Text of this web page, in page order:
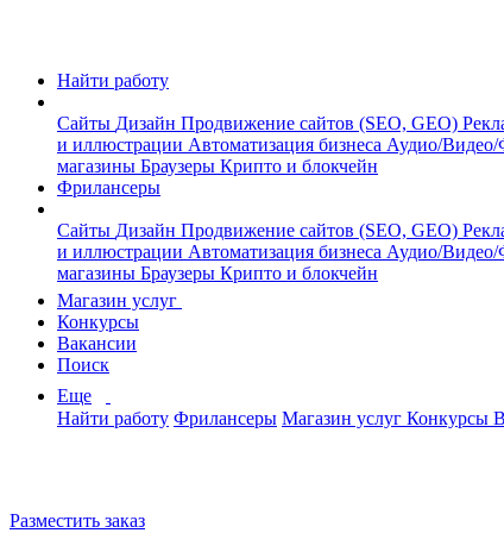
Найти работу
Сайты Дизайн Продвижение сайтов (SEO, GEO)
и иллюстрации Автоматизация бизнеса Аудио/Видео/
магазины Браузеры Крипто и блокчейн
Фрилансеры
Сайты Дизайн Продвижение сайтов (SEO, GEO)
и иллюстрации Автоматизация бизнеса Аудио/Видео/
магазины Браузеры Крипто и блокчейн
Магазин услуг
Конкурсы
Вакансии
Поиск
Еще
Найти работу Фрилансеры Магазин услуг Конкурсы
Разместить заказ